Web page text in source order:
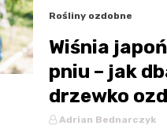
Rośliny ozdobne
Wiśnia
pniu – jak
drzewko
Adrian Bednarczyk